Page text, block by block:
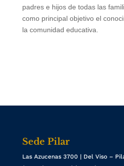
padres e hijos de todas las
como principal objetivo el
la comunidad educativa.
Sede Pilar
Las Azucenas 3700 | Del Viso –